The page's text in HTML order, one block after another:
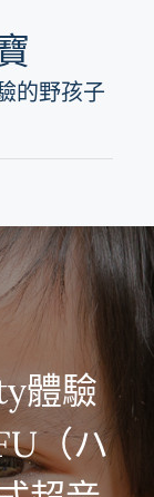
的野孩子
體驗
（ハ